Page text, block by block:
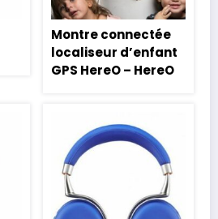
Montre connectée
localiseur d’enfant
GPS HereO – HereO